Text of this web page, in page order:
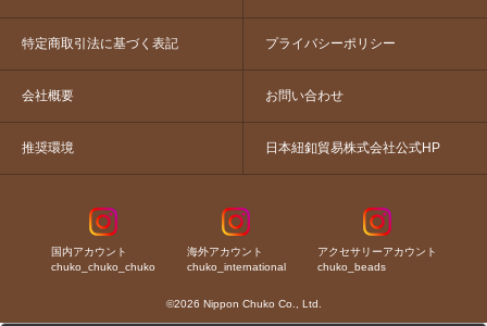
特定商取引法に基づく表記 プライバシーポリシー
会社概要 お問い合わせ
推奨環境 日本紐釦貿易株式会社公式HP
国内アカウント
chuko_chuko_chuko
海外アカウント
chuko_international
アクセサリーアカウント
chuko_beads
©2026 Nippon Chuko Co., Ltd.